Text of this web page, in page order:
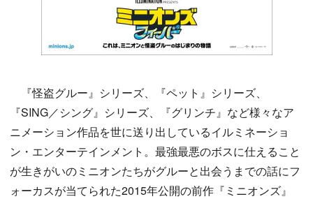
『怪盗グルー』シリーズ、『ペット』シリーズ、
『SING／シング』シリーズ、『グリンチ』など様々なア
ニメーション作品を世に送り出しているイルミネーショ
ン・エンターテインメント。最強最悪のボスに仕えること
が生きがいのミニオンたちがグルーと出会うまでの話にフ
ォーカスが当てられた2015年公開の前作『ミニオンズ』